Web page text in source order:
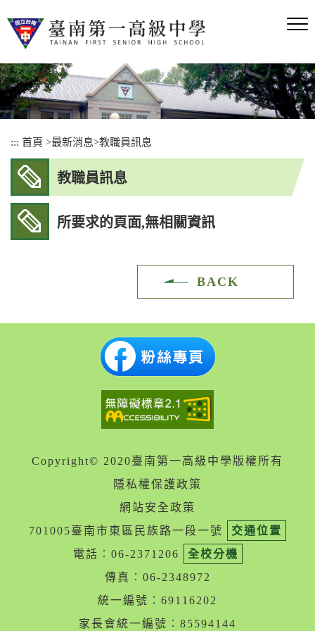
到
內
容
區
塊
::: 首頁 >最新消息>教職員訊息
教職員訊息
所要求的頁面,無相關資訊
BACK
Copyright© 2020臺南第一高級中學版權所有
隱私權保護政策
網站安全政策
701005臺南市東區民族路一段一號
交通位置
電話︰06-2371206
全校分機
傳真︰06-2348972
統一編號︰69116202
家長會統一編號︰85594144